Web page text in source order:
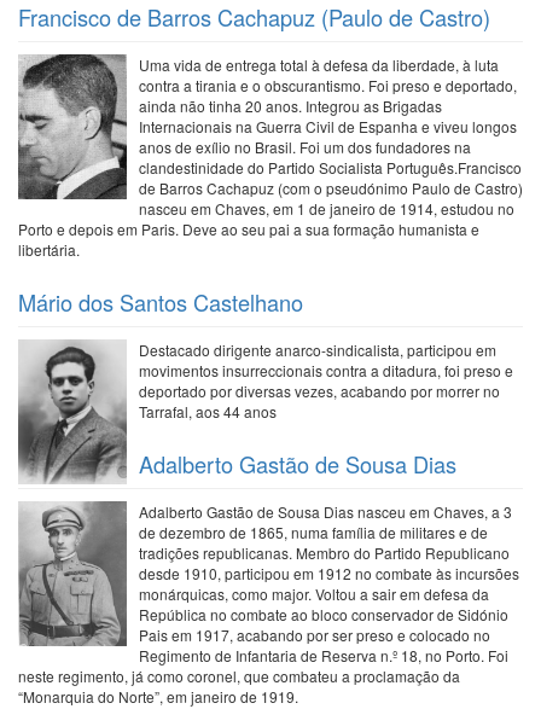
Francisco de Barros Cachapuz (Paulo de Castro)
Uma vida de entrega total à defesa da liberdade, à luta
contra a tirania e o obscurantismo. Foi preso e deportado,
ainda não tinha 20 anos. Integrou as Brigadas
Internacionais na Guerra Civil de Espanha e viveu longos
anos de exílio no Brasil. Foi um dos fundadores na
clandestinidade do Partido Socialista Português.Francisco
de Barros Cachapuz (com o pseudónimo Paulo de Castro)
nasceu em Chaves, em 1 de janeiro de 1914, estudou no
Porto e depois em Paris. Deve ao seu pai a sua formação humanista e
libertária.
Mário dos Santos Castelhano
Destacado dirigente anarco-sindicalista, participou em
movimentos insurreccionais contra a ditadura, foi preso e
deportado por diversas vezes, acabando por morrer no
Tarrafal, aos 44 anos
Adalberto Gastão de Sousa Dias
Adalberto Gastão de Sousa Dias nasceu em Chaves, a 3
de dezembro de 1865, numa família de militares e de
tradições republicanas. Membro do Partido Republicano
desde 1910, participou em 1912 no combate às incursões
monárquicas, como major. Voltou a sair em defesa da
República no combate ao bloco conservador de Sidónio
Pais em 1917, acabando por ser preso e colocado no
Regimento de Infantaria de Reserva n.º 18, no Porto. Foi
neste regimento, já como coronel, que combateu a proclamação da
“Monarquia do Norte”, em janeiro de 1919.